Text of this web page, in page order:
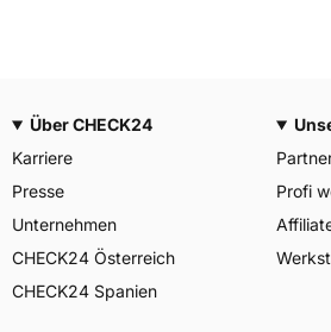
Über CHECK24
Karriere
Presse
Unternehmen
CHECK24 Österreich
CHECK24 Spanien
Profi